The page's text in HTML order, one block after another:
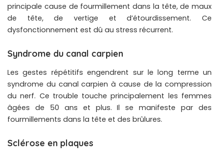
principale cause de fourmillement dans la tête, de maux
de tête, de vertige et d’étourdissement. Ce
dysfonctionnement est dû au stress récurrent.
Syndrome du canal carpien
Les gestes répétitifs engendrent sur le long terme un
syndrome du canal carpien à cause de la compression
du nerf. Ce trouble touche principalement les femmes
âgées de 50 ans et plus. Il se manifeste par des
fourmillements dans la tête et des brûlures.
Sclérose en plaques